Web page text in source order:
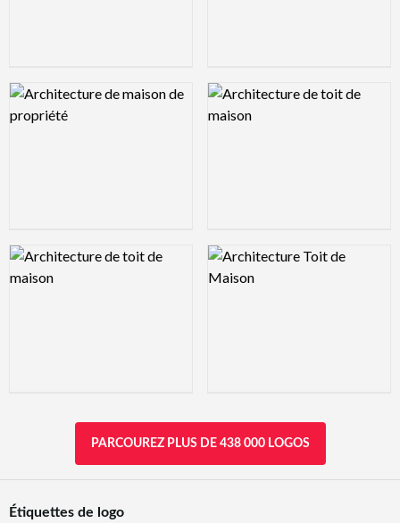
Logo Preview Image Logo Preview Image
Logo Preview Image Logo Preview Image
PARCOUREZ PLUS DE 438 000 LOGOS
Étiquettes de logo